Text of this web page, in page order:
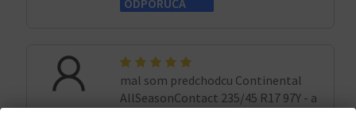
mal som predchodcu Continental
AllSeasonContact 235/45 R17 97Y - a